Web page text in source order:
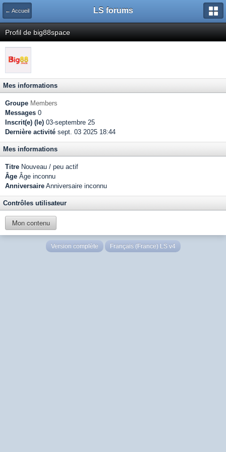
← Accueil LS forums
Profil de big88space
Mes informations
Groupe Members
Messages 0
Inscrit(e) (le) 03-septembre 25
Dernière activité sept. 03 2025 18:44
Mes informations
Titre Nouveau / peu actif
Âge Âge inconnu
Anniversaire Anniversaire inconnu
Contrôles utilisateur
Mon contenu
Version complète Français (France) LS v4